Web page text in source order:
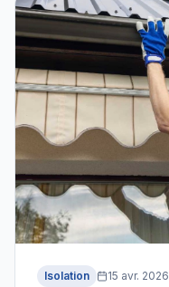
Isolation 15 avr. 2026